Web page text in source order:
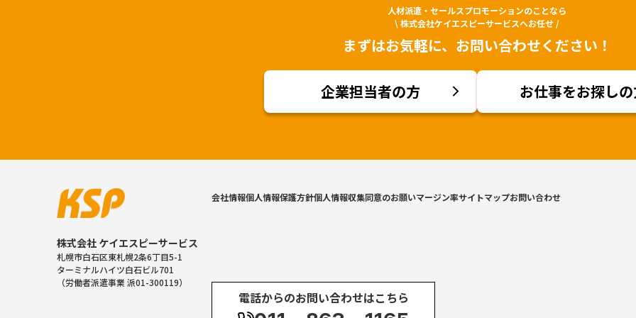
人材派遣・セールスプロモーションのことなら
\ 株式会社ケイエスピーサービスへお任せ /
まずはお気軽に、お問い合わせください！
企業担当者の方 お仕事をお探し
株式会社 ケイエスピーサービス
札幌市白石区東札幌2条6丁目5-1
ターミナルハイツ白石ビル701
（労働者派遣事業 派01-300119）
会社情報個人情報保護方針個人情報収集同意のお願いマージン率サイトマップお問い合わせ
電話からのお問い合わせはこちら